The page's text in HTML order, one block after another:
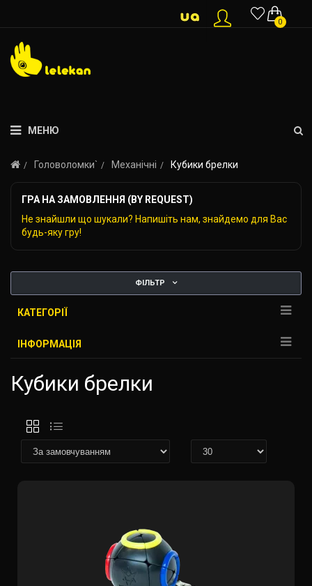
0
МЕНЮ
Головоломки` Механічні Кубики брелки
ГРА НА ЗАМОВЛЕННЯ (BY REQUEST)
Не знайшли що шукали? Напишіть нам, знайдемо для Вас
будь-яку гру!
ФІЛЬТР
КАТЕГОРІЇ
ІНФОРМАЦІЯ
Кубики брелки